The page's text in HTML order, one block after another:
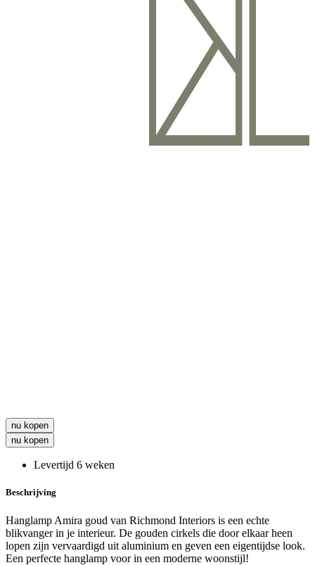
nu kopen
nu kopen
Levertijd 6 weken
Beschrijving
Hanglamp Amira goud van Richmond Interiors is een echte
blikvanger in je interieur. De gouden cirkels die door elkaar heen
lopen zijn vervaardigd uit aluminium en geven een eigentijdse look.
Een perfecte hanglamp voor in een moderne woonstijl!